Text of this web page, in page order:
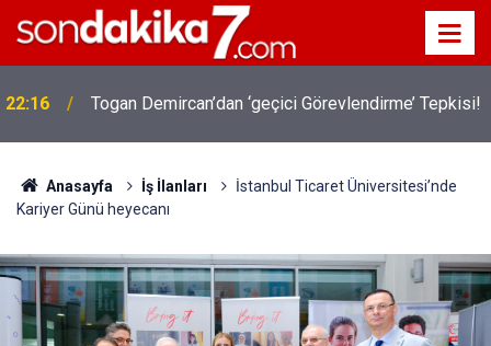
22:16 Togan Demircan’dan ‘geçici Görevlendirme’ Tepkisi!
Anasayfa İş İlanları
İstanbul Ticaret Üniversitesi’nde
Kariyer Günü heyecanı